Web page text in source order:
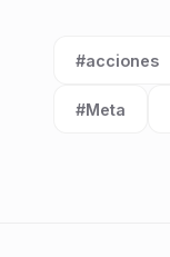
Etiqueta:
#acciones
Etiqueta:
#Meta